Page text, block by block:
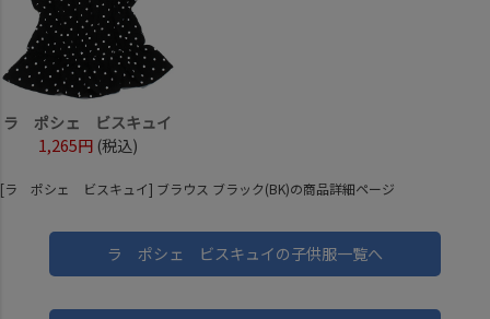
ラ ポシェ ビスキュイ
1,265円 (税込)
[ラ ポシェ ビスキュイ] ブラウス ブラック(BK)の商品詳細ページ
ラ ポシェ ビスキュイの子供服一覧へ